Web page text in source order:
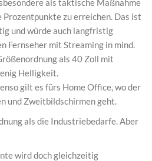
als taktische Maßnahme
zu erreichen. Das ist
und würde auch langfristig
Fernseher mit Streaming in mind.
als 40 Zoll mit
Helligkeit.
gilt es fürs Home Office, wo der
und Zweitbildschirmen geht.
als die Industriebedarfe. Aber
wird doch gleichzeitig